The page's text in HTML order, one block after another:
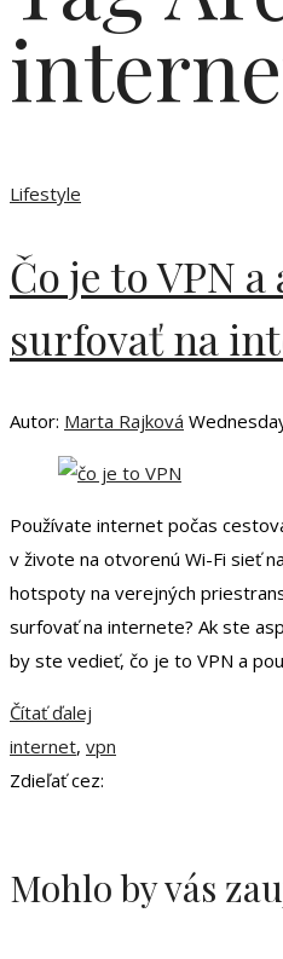
Lifestyle
Čo je to VPN
surfovať na
Autor: Marta Rajková
Používate internet počas
v živote na otvorenú Wi-Fi sieť
hotspoty na verejných
surfovať na internete? Ak ste
by ste vedieť, čo je to VPN a
Čítať ďalej
internet, vpn
Zdieľať cez:
Mohlo by vás